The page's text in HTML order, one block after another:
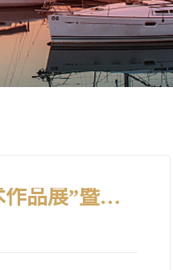
关于举办“迎新春-岛城城乡规划•勘察设计行业跨界艺术作品展”暨征集参展作品的通知